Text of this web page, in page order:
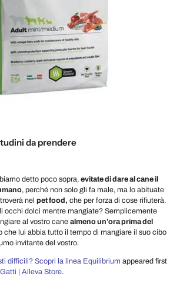
da prendere
detto poco sopra, evitate di dare al cane il
, perché non solo gli fa male, ma lo abituate
nel pet food, che per forza di cose rifiuterà.
occhi dolci mentre mangiate? Semplicemente
al vostro cane almeno un’ora prima del
che lui abbia tutto il tempo di mangiare il suo cibo
invitante del vostro.
difficili? Scopri la linea Equilibrium appeared first
| Alleva Store.